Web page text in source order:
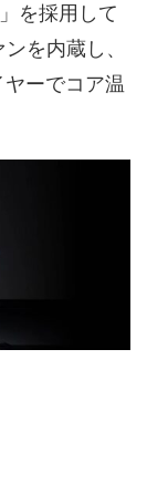
を採用して
を内蔵し、
ーでコア温